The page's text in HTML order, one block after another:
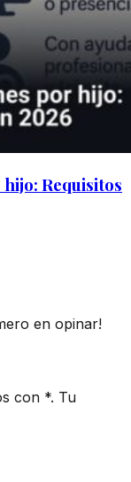
Requisitos
en opinar!
con *. Tu